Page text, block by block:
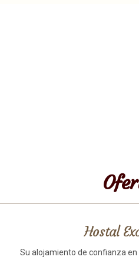
Hostal
Su alojamiento de confianza en